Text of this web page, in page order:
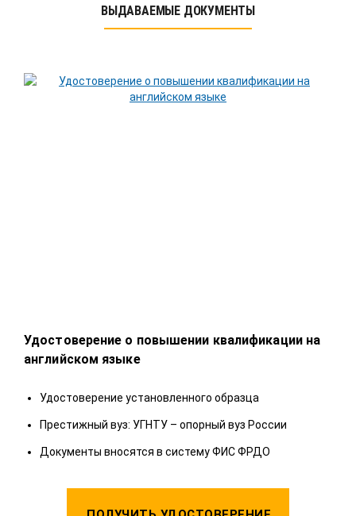
ВЫДАВАЕМЫЕ ДОКУМЕНТЫ
Удостоверение о повышении квалификации на
английском языке
Удостоверение установленного образца
Престижный вуз: УГНТУ – опорный вуз России
Документы вносятся в систему ФИС ФРДО